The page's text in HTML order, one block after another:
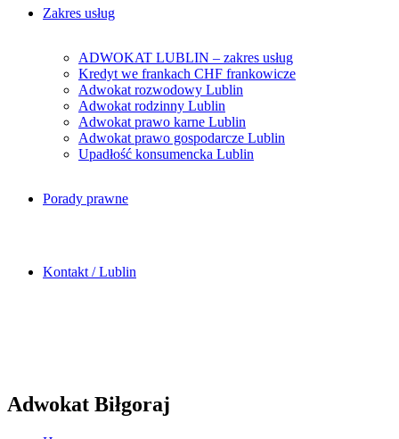
Zakres usług
ADWOKAT LUBLIN – zakres usług
Kredyt we frankach CHF frankowicze
Adwokat rozwodowy Lublin
Adwokat rodzinny Lublin
Adwokat prawo karne Lublin
Adwokat prawo gospodarcze Lublin
Upadłość konsumencka Lublin
Porady prawne
Kontakt / Lublin
Adwokat Biłgoraj